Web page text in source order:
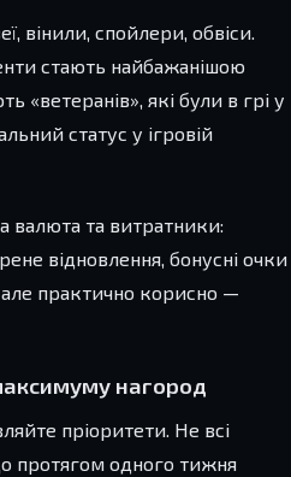
вінили, спойлери, обвіси.
стають найбажанішою
які були в грі у
статус у ігровій
валюта та витратники:
відновлення, бонусні очки
практично корисно —
нагород
пріоритети. Не всі
протягом одного тижня